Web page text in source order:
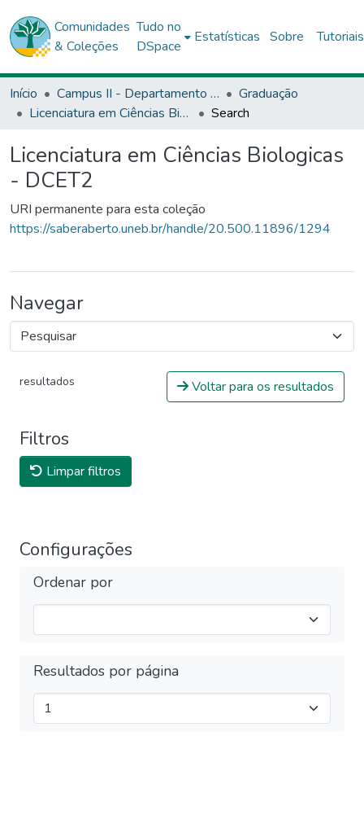
Comunidades
& Coleções
Tudo no
DSpace
Estatísticas Sobre Tutoriais
Início Campus II - Departamento de Ciências Exata e da Terra (DCET) - Alagoinhas
Graduação
Licenciatura em Ciências Biologicas - DCET2
Search
Licenciatura em Ciências Biologicas
- DCET2
URI permanente para esta coleção
https://saberaberto.uneb.br/handle/20.500.11896/1294
Navegar
resultados Voltar para os resultados
Filtros
Limpar filtros
Configurações
Ordenar por
Resultados por página